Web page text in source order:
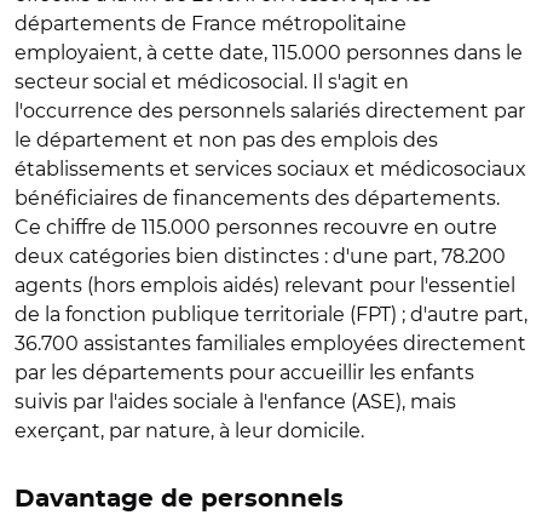
départements de France métropolitaine
employaient, à cette date, 115.000 personnes dans le
secteur social et médicosocial. Il s'agit en
l'occurrence des personnels salariés directement par
le département et non pas des emplois des
établissements et services sociaux et médicosociaux
bénéficiaires de financements des départements.
Ce chiffre de 115.000 personnes recouvre en outre
deux catégories bien distinctes : d'une part, 78.200
agents (hors emplois aidés) relevant pour l'essentiel
de la fonction publique territoriale (FPT) ; d'autre part,
36.700 assistantes familiales employées directement
par les départements pour accueillir les enfants
suivis par l'aides sociale à l'enfance (ASE), mais
exerçant, par nature, à leur domicile.
Davantage de personnels